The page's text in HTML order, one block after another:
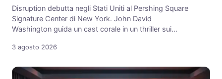
Disruption debutta negli Stati Uniti al Pershing Square
Signature Center di New York. John David
Washington guida un cast corale in un thriller sui…
3 agosto 2026